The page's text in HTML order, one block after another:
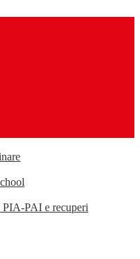
PIA-PAI e recuperi